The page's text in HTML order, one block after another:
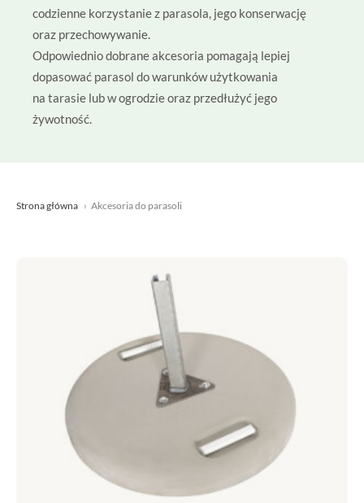
codzienne korzystanie z parasola, jego konserwację
oraz przechowywanie.
Odpowiednio dobrane akcesoria pomagają lepiej
dopasować parasol do warunków użytkowania
na tarasie lub w ogrodzie oraz przedłużyć jego
żywotność.
Strona główna Akcesoria do parasoli